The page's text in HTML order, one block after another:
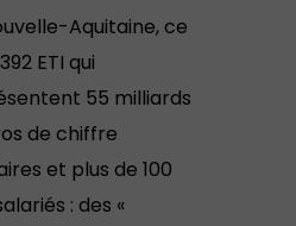
Aquitaine, ce
ETI qui
55 milliards
de chiffre
et plus de 100
: des «